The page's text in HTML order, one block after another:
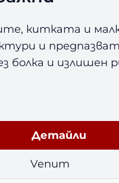
4
5
китката и
и
болка и излишен
Детайли
Venum